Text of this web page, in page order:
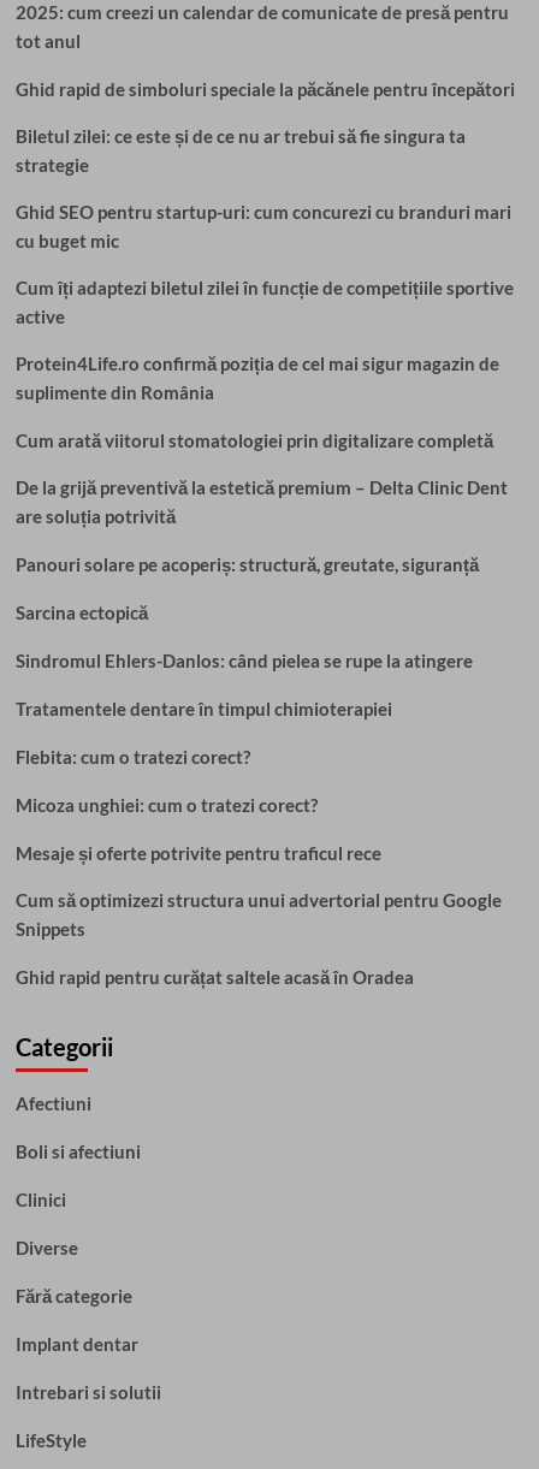
2025: cum creezi un calendar de comunicate de presă pentru
tot anul
Ghid rapid de simboluri speciale la păcănele pentru începători
Biletul zilei: ce este și de ce nu ar trebui să fie singura ta
strategie
Ghid SEO pentru startup-uri: cum concurezi cu branduri mari
cu buget mic
Cum îți adaptezi biletul zilei în funcție de competițiile sportive
active
Protein4Life.ro confirmă poziția de cel mai sigur magazin de
suplimente din România
Cum arată viitorul stomatologiei prin digitalizare completă
De la grijă preventivă la estetică premium – Delta Clinic Dent
are soluția potrivită
Panouri solare pe acoperiș: structură, greutate, siguranță
Sarcina ectopică
Sindromul Ehlers-Danlos: când pielea se rupe la atingere
Tratamentele dentare în timpul chimioterapiei
Flebita: cum o tratezi corect?
Micoza unghiei: cum o tratezi corect?
Mesaje și oferte potrivite pentru traficul rece
Cum să optimizezi structura unui advertorial pentru Google
Snippets
Ghid rapid pentru curățat saltele acasă în Oradea
Categorii
Afectiuni
Boli si afectiuni
Clinici
Diverse
Fără categorie
Implant dentar
Intrebari si solutii
LifeStyle